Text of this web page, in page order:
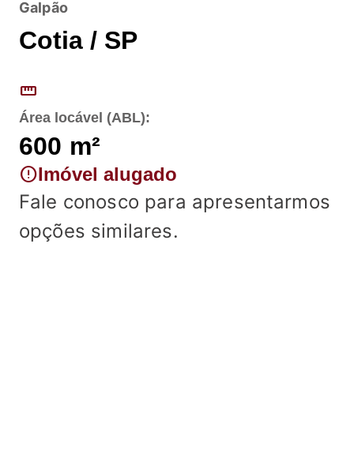
Galpão
Cotia / SP
straighten
Área locável (ABL):
600 m²
errorImóvel alugado
Fale conosco para apresentarmos
opções similares.